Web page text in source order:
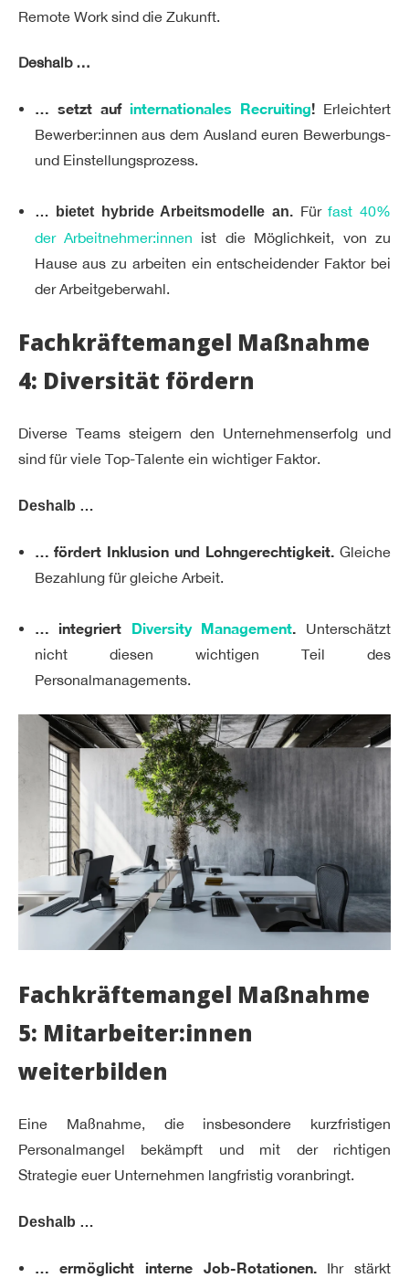
Remote Work sind die Zukunft.
Deshalb …
… setzt auf internationales Recruiting!Erleichtert
Bewerber:innen aus dem Ausland euren Bewerbungs-
und Einstellungsprozess.
… bietet hybride Arbeitsmodelle an. Fürfast 40%
der Arbeitnehmer:innen ist die Möglichkeit, von zu
Hause aus zu arbeiten ein entscheidender Faktor bei
der Arbeitgeberwahl.
Fachkräftemangel Maßnahme
4: Diversität fördern
Diverse Teams steigern den Unternehmenserfolg und
sind für viele Top-Talente ein wichtiger Faktor.
Deshalb …
… fördert Inklusion und Lohngerechtigkeit. Gleiche
Bezahlung für gleiche Arbeit.
… integriert Diversity Management. Unterschätzt
nicht diesen wichtigen Teil des
Personalmanagements.
Fachkräftemangel Maßnahme
5: Mitarbeiter:innen
weiterbilden
Eine Maßnahme, die insbesondere kurzfristigen
Personalmangel bekämpft und mit der richtigen
Strategie euer Unternehmen langfristig voranbringt.
Deshalb …
… ermöglicht interne Job-Rotationen.Ihr stärkt